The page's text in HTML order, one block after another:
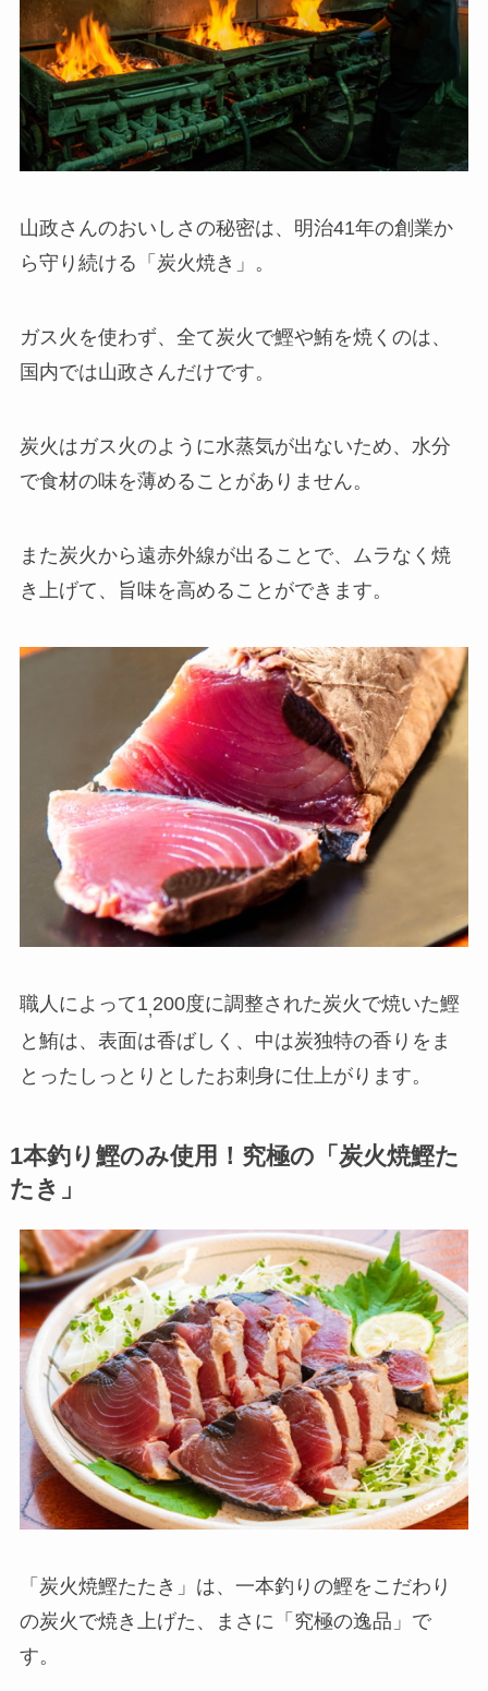
山政さんのおいしさの秘密は、明治41年の創業か
ら守り続ける「炭火焼き」。
ガス火を使わず、全て炭火で鰹や鮪を焼くのは、
国内では山政さんだけです。
炭火はガス火のように水蒸気が出ないため、水分
で食材の味を薄めることがありません。
また炭火から遠赤外線が出ることで、ムラなく焼
き上げて、旨味を高めることができます。
職人によって1, 200度に調整された炭火で焼いた鰹
と鮪は、表面は香ばしく、中は炭独特の香りをま
とったしっとりとしたお刺身に仕上がります。
1本釣り鰹のみ使用！究極の「炭火焼鰹た
たき」
「炭火焼鰹たたき」は、一本釣りの鰹をこだわり
の炭火で焼き上げた、まさに「究極の逸品」で
す。